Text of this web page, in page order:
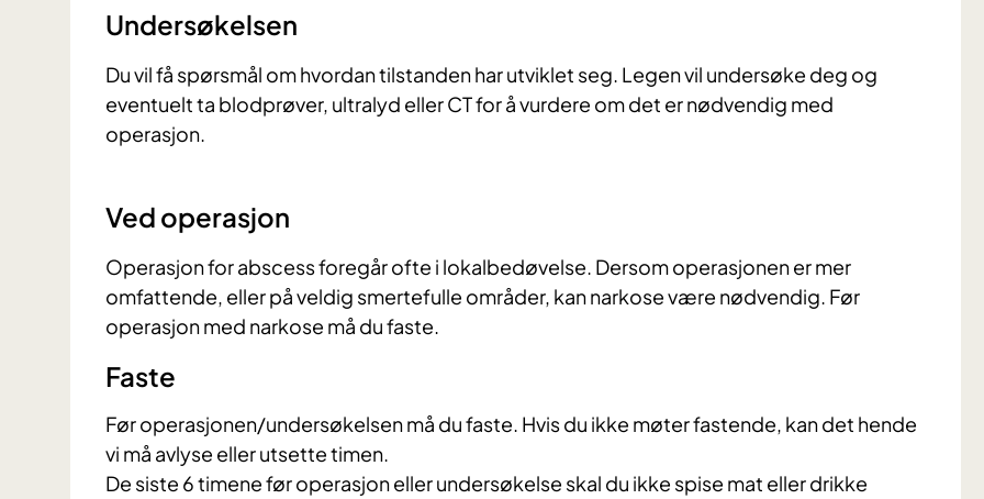
Undersøkelsen
Du vil få spørsmål om hvordan tilstanden har utviklet seg. Legen vil undersøke deg og
eventuelt ta blodprøver, ultralyd eller CT for å vurdere om det er nødvendig med
operasjon.
Ved operasjon
Operasjon for abscess foregår ofte i lokalbedøvelse. Dersom operasjonen er mer
omfattende, eller på veldig smertefulle områder, kan narkose være nødvendig. Før
operasjon med narkose må du faste.
​​Faste
Før operasjonen/undersøkelsen må du faste. Hvis du ikke møter fastende, kan det hende
vi må avlyse eller utsette timen.
De siste 6 timene før operasjon eller undersøkelse skal du ikke spise mat eller drikke